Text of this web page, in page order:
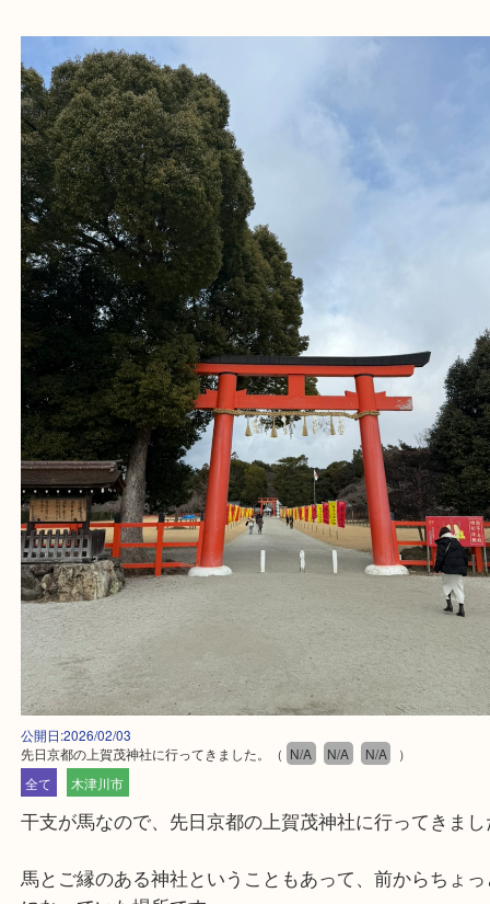
先日京都の上賀茂神社に行ってきました。
公開日:2026/02/03
先日京都の上賀茂神社に行ってきました。（ N/A N/A N/A
）